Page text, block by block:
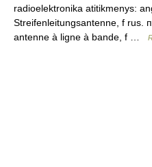
radioelektronika atitikmenys:
Streifenleitungsantenne, f rus.
antenne à ligne à bande, f …